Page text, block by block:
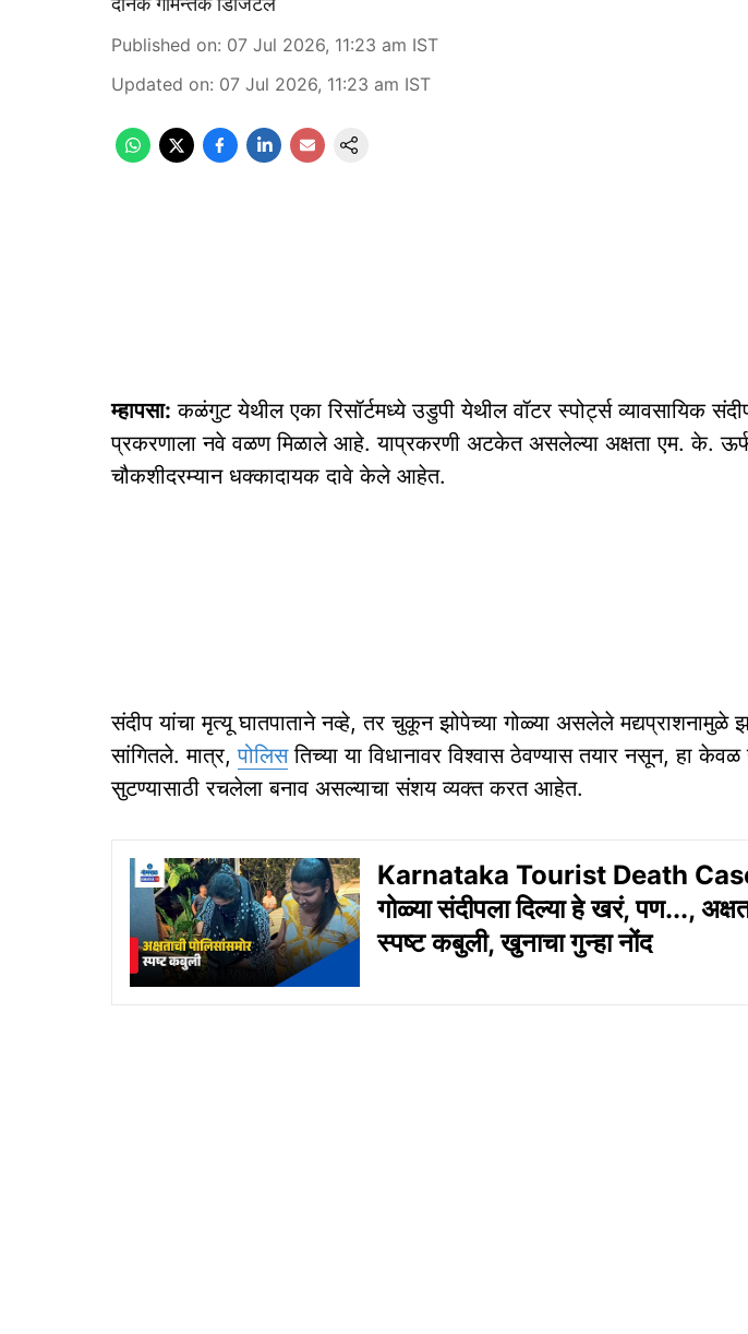
Published on: 07 Jul 2026, 11:23 am IST
Updated on: 07 Jul 2026, 11:23 am IST
म्हापसा: कळंगुट येथील एका रिसॉर्टमध्ये उडुपी येथील वॉटर स्पोर्ट्स व्यावसायिक
प्रकरणाला नवे वळण मिळाले आहे. याप्रकरणी अटकेत असलेल्या अक्षता एम. के.
चौकशीदरम्यान धक्कादायक दावे केले आहेत.
संदीप यांचा मृत्यू घातपाताने नव्हे, तर चुकून झोपेच्या गोळ्या असलेले मद्यप्राशनामुळे
सांगितले. मात्र,पोलिसतिच्या या विधानावर विश्वास ठेवण्यास तयार नसून, हा केवळ
सुटण्यासाठी रचलेला बनाव असल्याचा संशय व्यक्त करत आहेत.
Karnataka Tourist Death Case:
गोळ्या संदीपला दिल्या हे खरं, पण...,
स्पष्ट कबुली, खुनाचा गुन्हा नोंद